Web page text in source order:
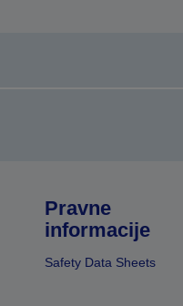
Pravne
informacije
Safety Data Sheets